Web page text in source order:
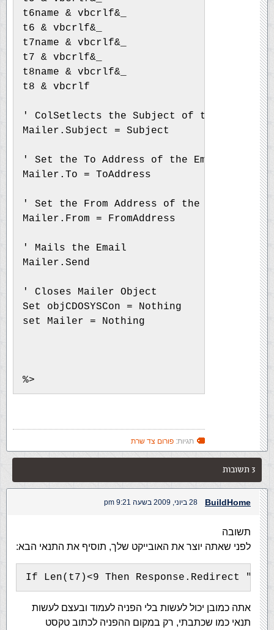
t6name & vbcrlf&_
t6 & vbcrlf&_
t7name & vbcrlf&_
t7 & vbcrlf&_
t8name & vbcrlf&_
t8 & vbcrlf
' ColSetlects the Subject of the Email
Mailer.Subject = Subject
' Set the To Address of the Email
Mailer.To = ToAddress
' Set the From Address of the Email
Mailer.From = FromAddress
' Mails the Email
Mailer.Send
' Closes Mailer Object
Set objCDOSYSCon = Nothing
set Mailer = Nothing
%>
תגיות: פורום צד שרת
3 תשובות
BuildHome 28 ביוני, 2009 בשעה 9:21 pm
תשובה
לפני שאתה יוצר את האובייקט שלך, תוסיף את התנאי הבא:
If Len(t7)<9 Then Response.Redirect
אתה כמובן יכול לעשות בלי הפניה לעמוד ובעצם לעשות
תנאי כמו שכתבתי, רק במקום ההפניה לכתוב טקסט